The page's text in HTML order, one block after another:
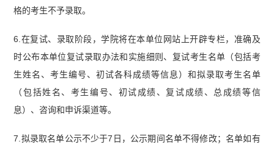
格的考生不予录取。
6.在复试、录取阶段，学院将在本单位网站上开辟专栏，准确及
时公布本单位复试录取办法和实施细则、复试考生名单（包括考
生姓名、考生编号、初试各科成绩等信息）和拟录取考生名单
（包括姓名、考生编号、初试成绩、复试成绩、总成绩等信
息）、咨询和申诉渠道等。
7.拟录取名单公示不少于7日，公示期间名单不得修改；名单如有